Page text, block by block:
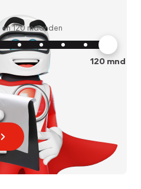
en120 maanden
120mnd